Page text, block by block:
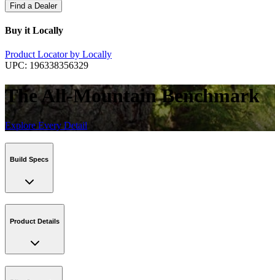
Find a Dealer
Buy it Locally
Product Locator by Locally
UPC: 196338356329
The All-Mountain Benchmark
Explore Every Detail
Build Specs
Product Details